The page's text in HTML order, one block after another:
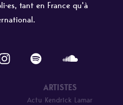
tant en France qu'à
ARTISTES
Actu Kendrick Lamar